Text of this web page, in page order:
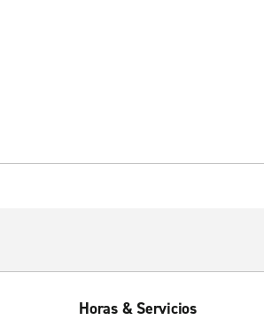
Horas & Servicios